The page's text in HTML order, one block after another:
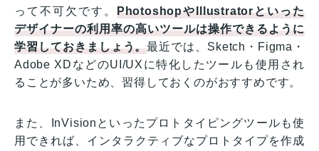
って不可欠です。 PhotoshopやIllustratorといった
デザイナーの利用率の高いツールは操作できるように
学習しておきましょう。最近では、Sketch・Figma・
Adobe XDなどのUI/UXに特化したツールも使用され
ることが多いため、習得しておくのがおすすめです。
また、InVisionといったプロトタイピングツールも使
用できれば、インタラクティブなプロトタイプを作成